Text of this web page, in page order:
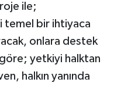
ile;
temel bir ihtiyaca
onlara destek
göre; yetkiyi halktan
halkın yanında